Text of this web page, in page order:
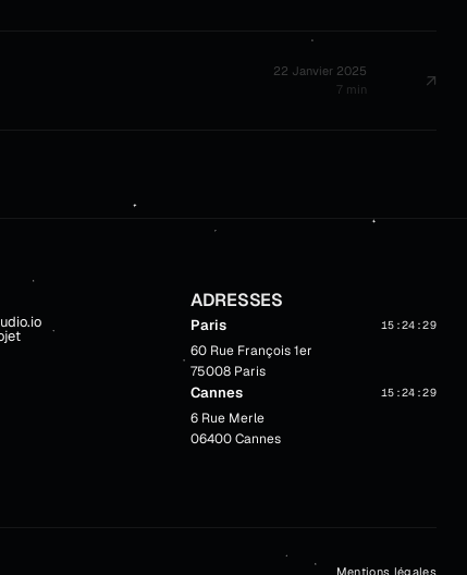
22 Janvier 2025
7 min
↗
ADRESSES
Paris 15:24:30
60 Rue François 1er
75008 Paris
Cannes 15:24:30
6 Rue Merle
06400 Cannes
Mentions légales